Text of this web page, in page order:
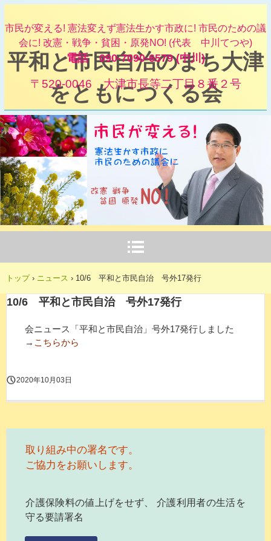
平和と市民自治のまち大津
をともにつくる会
市民が変える! 憲法変えず憲法生かす市政に! 市民のための議
会に! 改憲・戦争・貧困・原発NO! (代表 中川てつや)
電話 090-7090-6579 (中川)
〒520-0046 大津市長等二丁目８番２号
トップ › ニュース › 10/6 平和と市民自治 号外17発行
10/6 平和と市民自治 号外17発行
会ニュース「平和と市民自治」号外17発行しました
→ こちらから
2020年10月03日
取り組み中の署名です。
ご協力をお願いします。
介護保険料の値上げをせず、 介護利用者の生活を
守る要請署名